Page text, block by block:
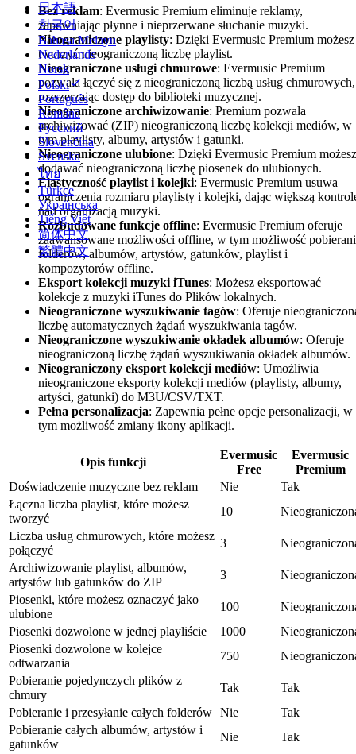
日本語
한국어
Bahasa Melayu
Nederlands
Norsk
Polski
Português
Română
Русский
Slovenčina
Svenska
ไทย
Türkçe
Українська
Tiếng Việt
简体中文
繁體中文
Bez reklam: Evermusic Premium eliminuje reklamy,
zapewniając płynne i nieprzerwane słuchanie muzyki.
Nieograniczone playlisty: Dzięki Evermusic Premium możesz
tworzyć nieograniczoną liczbę playlist.
Nieograniczone usługi chmurowe: Evermusic Premium
pozwala łączyć się z nieograniczoną liczbą usług chmurowych,
rozszerzając dostęp do biblioteki muzycznej.
Nieograniczone archiwizowanie: Premium pozwala
archiwizować (ZIP) nieograniczoną liczbę kolekcji mediów, w
tym playlisty, albumy, artystów i gatunki.
Nieograniczone ulubione: Dzięki Evermusic Premium możesz
dodawać nieograniczoną liczbę piosenek do ulubionych.
Elastyczność playlist i kolejki: Evermusic Premium usuwa
ograniczenia rozmiaru playlisty i kolejki, dając większą
nad organizacją muzyki.
Rozbudowane funkcje offline: Evermusic Premium oferuje
zaawansowane możliwości offline, w tym możliwość
folderów, albumów, artystów, gatunków, playlist i
kompozytorów offline.
Eksport kolekcji muzyki iTunes: Możesz eksportować
kolekcje z muzyki iTunes do Plików lokalnych.
Nieograniczone wyszukiwanie tagów: Oferuje
liczbę automatycznych żądań wyszukiwania tagów.
Nieograniczone wyszukiwanie okładek albumów: Oferuje
nieograniczoną liczbę żądań wyszukiwania okładek albumów.
Nieograniczony eksport kolekcji mediów: Umożliwia
nieograniczone eksporty kolekcji mediów (playlisty, albumy,
artyści, gatunki) do M3U/CSV/TXT.
Pełna personalizacja: Zapewnia pełne opcje personalizacji, w
tym możliwość zmiany ikony aplikacji.
Opis funkcji
Evermusic
Free
Evermusic
Premium
Doświadczenie muzyczne bez reklam
Nie
Tak
Łączna liczba playlist, które możesz
tworzyć
10
Liczba usług chmurowych, które możesz
połączyć
3
Archiwizowanie playlist, albumów,
artystów lub gatunków do ZIP
3
Piosenki, które możesz oznaczyć jako
ulubione
100
Piosenki dozwolone w jednej playliście
1000
Piosenki dozwolone w kolejce
odtwarzania
750
Pobieranie pojedynczych plików z
chmury
Tak
Tak
Pobieranie i przesyłanie całych folderów Nie
Tak
Pobieranie całych albumów, artystów i
gatunków
Nie
Tak